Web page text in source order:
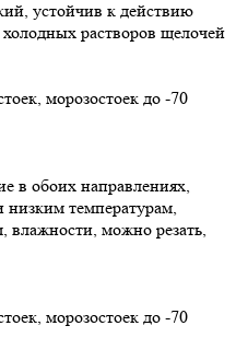
устойчив к действию
растворов щелочей
морозостоек до -70
в обоих направлениях,
температурам,
влажности, можно резать,
морозостоек до -70